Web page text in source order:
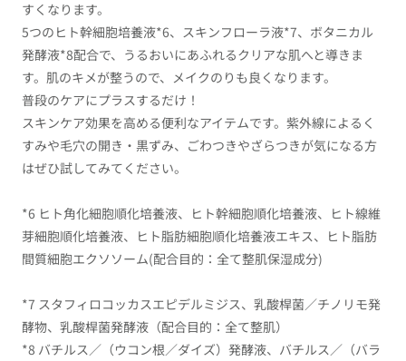
すくなります。
5つの ヒト幹細胞培養液*6、スキンフローラ液*7、ボタニカル
発酵液*8配合で、うるおいにあふれるクリアな肌へと導きま
す。肌のキメが整うので、メイクのりも良くなります。
普段のケアにプラスするだけ！
スキンケア効果を高める便利なアイテムです。紫外線によるく
すみや毛穴の開き・黒ずみ、ごわつきやざらつきが気になる方
はぜひ試してみてください。
*6 ヒト角化細胞順化培養液、ヒト幹細胞順化培養液、ヒト線維
芽細胞順化培養液、ヒト脂肪細胞順化培養液エキス、ヒト脂肪
間質細胞エクソソーム(配合目的：全て整肌保湿成分)
*7 スタフィロコッカスエピデルミジス、乳酸桿菌／チノリモ発
酵物、乳酸桿菌発酵液（配合目的：全て整肌）
*8 バチルス／（ウコン根／ダイズ）発酵液、バチルス／（バラ